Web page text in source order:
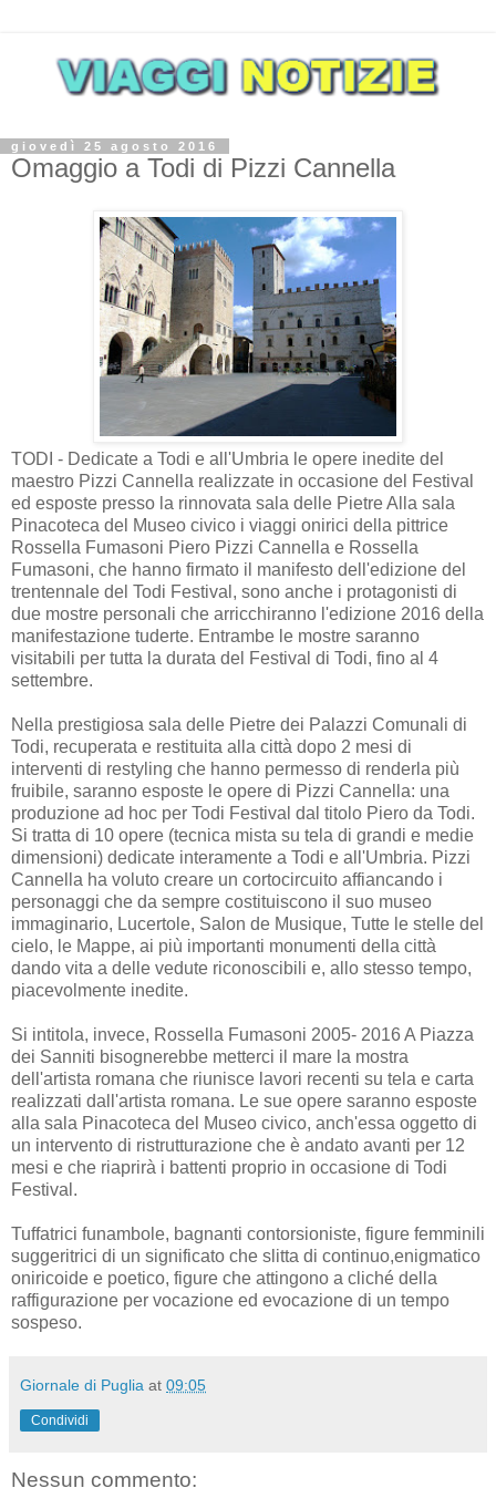
giovedì 25 agosto 2016
Omaggio a Todi di Pizzi Cannella
TODI - Dedicate a Todi e all'Umbria le opere inedite del
maestro Pizzi Cannella realizzate in occasione del Festival
ed esposte presso la rinnovata sala delle Pietre Alla sala
Pinacoteca del Museo civico i viaggi onirici della pittrice
Rossella Fumasoni Piero Pizzi Cannella e Rossella
Fumasoni, che hanno firmato il manifesto dell'edizione del
trentennale del Todi Festival, sono anche i protagonisti di
due mostre personali che arricchiranno l'edizione 2016 della
manifestazione tuderte. Entrambe le mostre saranno
visitabili per tutta la durata del Festival di Todi, fino al 4
settembre.
Nella prestigiosa sala delle Pietre dei Palazzi Comunali di
Todi, recuperata e restituita alla città dopo 2 mesi di
interventi di restyling che hanno permesso di renderla più
fruibile, saranno esposte le opere di Pizzi Cannella: una
produzione ad hoc per Todi Festival dal titolo Piero da Todi.
Si tratta di 10 opere (tecnica mista su tela di grandi e medie
dimensioni) dedicate interamente a Todi e all'Umbria. Pizzi
Cannella ha voluto creare un cortocircuito affiancando i
personaggi che da sempre costituiscono il suo museo
immaginario, Lucertole, Salon de Musique, Tutte le stelle del
cielo, le Mappe, ai più importanti monumenti della città
dando vita a delle vedute riconoscibili e, allo stesso tempo,
piacevolmente inedite.
Si intitola, invece, Rossella Fumasoni 2005- 2016 A Piazza
dei Sanniti bisognerebbe metterci il mare la mostra
dell'artista romana che riunisce lavori recenti su tela e carta
realizzati dall'artista romana. Le sue opere saranno esposte
alla sala Pinacoteca del Museo civico, anch'essa oggetto di
un intervento di ristrutturazione che è andato avanti per 12
mesi e che riaprirà i battenti proprio in occasione di Todi
Festival.
Tuffatrici funambole, bagnanti contorsioniste, figure femminili
suggeritrici di un significato che slitta di continuo,enigmatico
oniricoide e poetico, figure che attingono a cliché della
raffigurazione per vocazione ed evocazione di un tempo
sospeso.
Giornale di Puglia at 09:05
Condividi
Nessun commento: